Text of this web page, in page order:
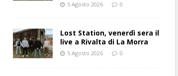
5 Agosto 2026 0
Lost Station, venerdì sera il
live a Rivalta di La Morra
5 Agosto 2026 0